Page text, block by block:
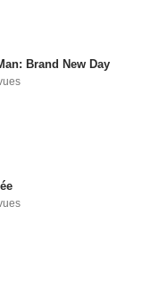
Brand New Day